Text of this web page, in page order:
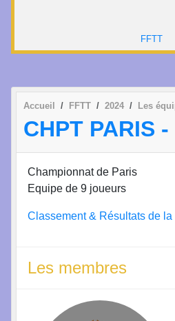
FFTT
Accueil FFTT 2024 Les
CHPT PARIS
Championnat de Paris
Equipe de 9 joueurs
Classement & Résultats de
Les membres